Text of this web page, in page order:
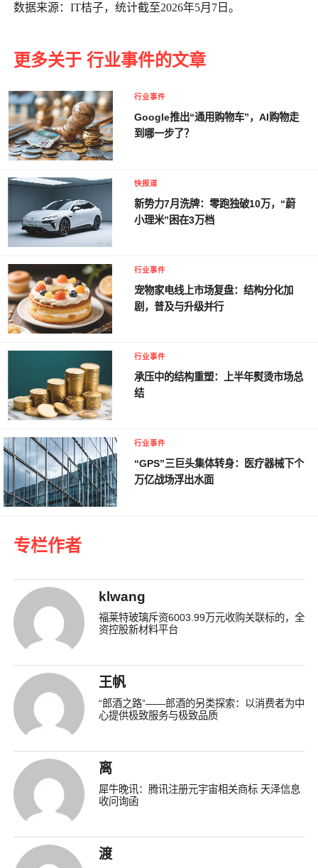
数据来源：IT桔子，统计截至2026年5月7日。
更多关于 行业事件的文章
行业事件
Google推出“通用购物车”，AI购物走
到哪一步了？
快报道
新势力7月洗牌：零跑独破10万，“蔚
小理米”困在3万档
行业事件
宠物家电线上市场复盘：结构分化加
剧，普及与升级并行
行业事件
承压中的结构重塑：上半年熨烫市场总
结
行业事件
“GPS”三巨头集体转身：医疗器械下个
万亿战场浮出水面
专栏作者
klwang
福莱特玻璃斥资6003.99万元收购关联标的，全
资控股新材料平台
王帆
“郎酒之路”——郎酒的另类探索：以消费者为中
心提供极致服务与极致品质
离
犀牛晚讯：腾讯注册元宇宙相关商标 天泽信息
收问询函
渡